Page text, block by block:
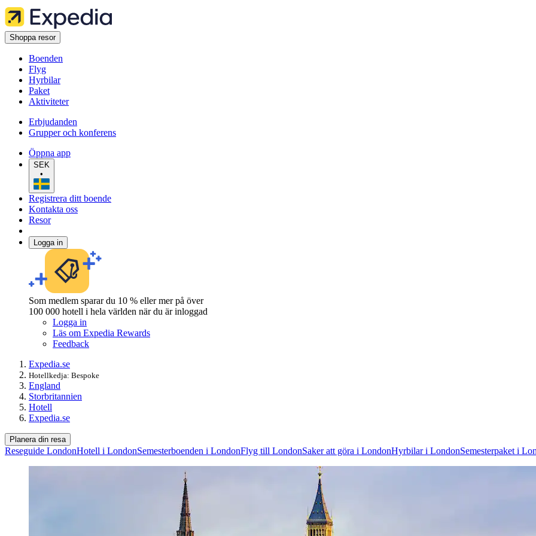
Shoppa resor
Boenden
Flyg
Hyrbilar
Paket
Aktiviteter
Erbjudanden
Grupper och konferens
Öppna app
SEK
•
Registrera ditt boende
Kontakta oss
Resor
Logga in
Som medlem sparar du 10 % eller mer på över
100 000 hotell i hela världen när du är inloggad
Logga in
Läs om Expedia Rewards
Feedback
Expedia.se
Hotellkedja: Bespoke
England
Storbritannien
Hotell
Expedia.se
Planera din resa
Reseguide LondonHotell i LondonSemesterboenden i LondonFlyg till LondonSaker att göra i LondonHyrbilar i LondonSemesterpaket i